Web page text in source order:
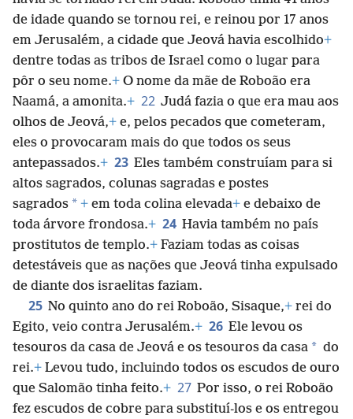
de idade quando se tornou rei, e reinou por 17 anos
em Jerusalém, a cidade que Jeová havia escolhido+
dentre todas as tribos de Israel como o lugar para
pôr o seu nome.+ O nome da mãe de Roboão era
Naamá, a amonita.+ 22 Judá fazia o que era mau aos
olhos de Jeová,+ e, pelos pecados que cometeram,
eles o provocaram mais do que todos os seus
antepassados.+ 23 Eles também construíam para si
altos sagrados, colunas sagradas e postes
sagrados * + em toda colina elevada+ e debaixo de
toda árvore frondosa.+ 24 Havia também no país
prostitutos de templo.+ Faziam todas as coisas
detestáveis que as nações que Jeová tinha expulsado
de diante dos israelitas faziam.
25 No quinto ano do rei Roboão, Sisaque,+ rei do
Egito, veio contra Jerusalém.+ 26 Ele levou os
tesouros da casa de Jeová e os tesouros da casa * do
rei.+ Levou tudo, incluindo todos os escudos de ouro
que Salomão tinha feito.+ 27 Por isso, o rei Roboão
fez escudos de cobre para substituí-los e os entregou